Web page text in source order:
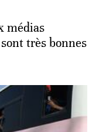
médias
très bonnes